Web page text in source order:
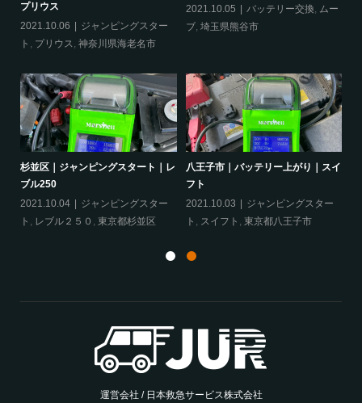
プリウス
2021.10.06
ジャンピングスター
ト , プリウス, 神奈川県海老名市
2021.10.05
バッテリー交換, ムー
ブ, 埼玉県熊谷市
杉並区｜ジャンピングスタート｜レ
ブル250
2021.10.04
ジャンピングスター
ト , レブル２５０ , 東京都杉並区
八王子市｜バッテリー上がり｜スイ
フト
2021.10.03
ジャンピングスター
ト , スイフト , 東京都八王子市
運営会社 / 日本救急サービス株式会社